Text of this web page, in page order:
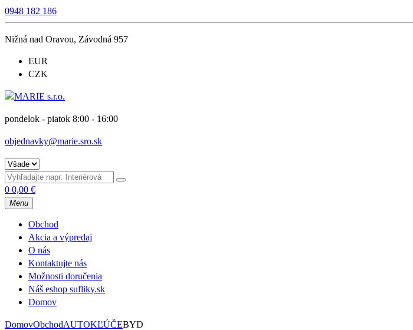
0948 182 186
Nižná nad Oravou, Závodná 957
EUR
CZK
pondelok - piatok 8:00 - 16:00
objednavky@marie.sro.sk
0 0,00 €
Menu
Obchod
Akcia a výpredaj
O nás
Kontaktujte nás
Možnosti doručenia
Náš eshop sufliky.sk
Domov
DomovObchodAUTOKĽÚČEBYD